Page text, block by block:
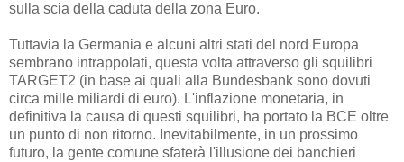
sulla scia della caduta della zona Euro.
Tuttavia la Germania e alcuni altri stati del nord Europa
sembrano intrappolati, questa volta attraverso gli squilibri
TARGET2 (in base ai quali alla Bundesbank sono dovuti
circa mille miliardi di euro). L'inflazione monetaria, in
definitiva la causa di questi squilibri, ha portato la BCE oltre
un punto di non ritorno. Inevitabilmente, in un prossimo
futuro, la gente comune sfaterà l'illusione dei banchieri